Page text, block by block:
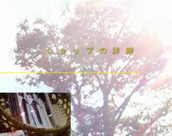
ショップの詳細